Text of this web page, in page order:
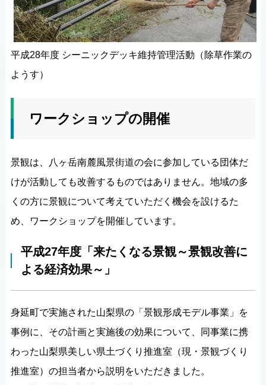
平成28年度 シーニックデッキ維持管理活動（除草作業の
ようす）
ワークショップの開催
景観は、八ヶ岳南麓風景街道の会に参加している団体だ
けが活動しても改善するものではありません。地域の多
くの方に景観について考えていただく機会を設けるた
め、ワークショップを開催しています。
平成27年度「来たくなる景観～景観改善に
よる経済効果～」
身延町で実施された山梨県の「景観形成モデル事業」を
事例に、その計画と実施後の効果について、同事業に携
わった山梨県美しい県土づくり推進室（現・景観づくり
推進室）の担当者から説明をいただきました。